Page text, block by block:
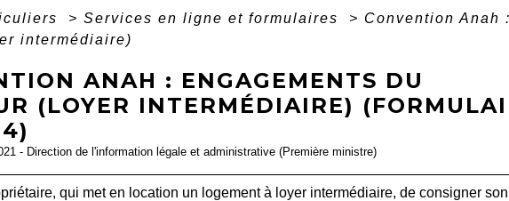
> Services en ligne et formulaires > Convention Anah
intermédiaire)
ANAH : ENGAGEMENTS DU
(LOYER INTERMÉDIAIRE)
- Direction de l'information légale et administrative (Première ministre)
qui met en location un logement à loyer intermédiaire, de consigner